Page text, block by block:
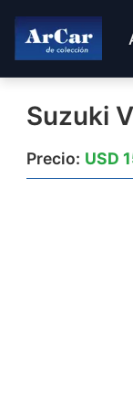
Suzuki
Precio: USD